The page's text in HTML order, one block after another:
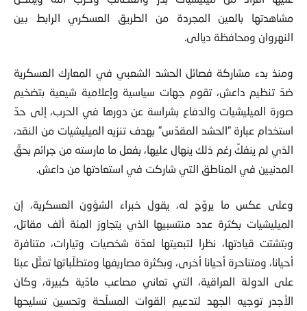
مشاهدتها بالعين المجردة من الطريق العسكري الرابط بين
النهروان ومحافظة ديالى.
ومنذ بدء مشاركة فصائل الحشد الشعبي في المعارك العسكرية
ضدّ تنظيم داعش، تقوم جهات سياسية وإعلامية شيعية بتضخيم
صورة الميليشيات والدفاع بشراسة عن دورها في الحرب، إلى حدّ
استخدام عبارة “الحشد المقدّس” بهدف تنزيه الميليشيات من النقد،
الذي لم ينفكّ رغم ذلك ينهال عليها، بفعل ما مارسته من جرائم بحقّ
المدنيين في المناطق التي شاركت في استعادتها من داعش.
وعلى عكس ما يروّج له، يقول خبراء الشؤون العسكرية، إن
الميليشيات بكثرة عدد منتسبيها الذي يتجاوز المئة ألف مقاتل،
وبتشتت قيادتها، نظرا لتبعيتها لعدّة شخصيات وتيارات، متنافرة
أحيانا، ومتناحرة أحيانا أخرى، وبكثرة مصاريفها ومتطلّباتها تمثّل عبئا
على الدولة العراقية، التي تعاني مصاعب مادّية كبيرة، وكان
الأجدر توجيه الجهد لتدعيم القوات المسلّحة وتحسين تسليحها